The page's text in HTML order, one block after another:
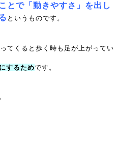
とで「動きやすさ」を出し
というものです。
てくると歩く時も足が上がってい
するためです。